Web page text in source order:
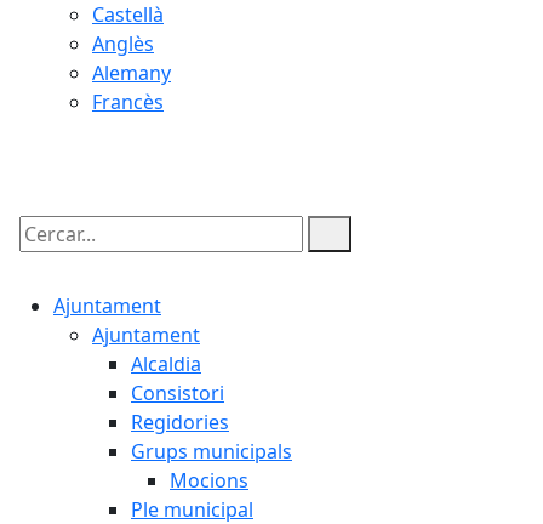
Castellà
Anglès
Alemany
Francès
Cercar:
Ajuntament
Ajuntament
Alcaldia
Consistori
Regidories
Grups municipals
Mocions
Ple municipal